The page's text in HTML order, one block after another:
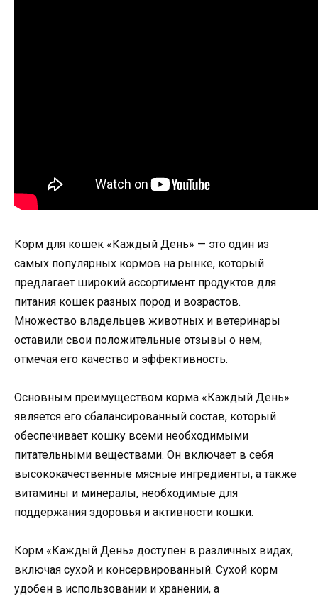
Корм для кошек «Каждый День» — это один из
самых популярных кормов на рынке, который
предлагает широкий ассортимент продуктов для
питания кошек разных пород и возрастов.
Множество владельцев животных и ветеринары
оставили свои положительные отзывы о нем,
отмечая его качество и эффективность.
Основным преимуществом корма «Каждый День»
является его сбалансированный состав, который
обеспечивает кошку всеми необходимыми
питательными веществами. Он включает в себя
высококачественные мясные ингредиенты, а также
витамины и минералы, необходимые для
поддержания здоровья и активности кошки.
Корм «Каждый День» доступен в различных видах,
включая сухой и консервированный. Сухой корм
удобен в использовании и хранении, а